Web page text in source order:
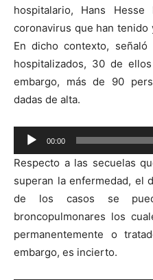
hospitalario, Hans
coronavirus que han tenido
En dicho contexto,
hospitalizados, 30 de
embargo, más de 90
dadas de alta.
Reproductor
de
audio
00:00
Respecto a las secuelas
superan la enfermedad, el
de los casos se
broncopulmonares los
permanentemente o
embargo, es incierto.